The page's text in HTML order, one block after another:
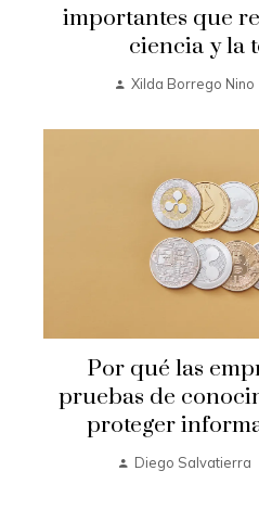
importantes que
ciencia y la
Xilda Borrego Nino
Por qué las
pruebas de
proteger
Diego Salvatierra